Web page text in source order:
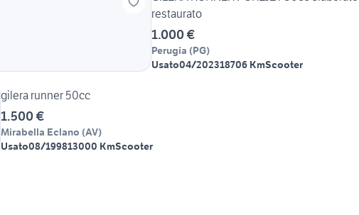
restaurato
1.000 €
Perugia (PG)
Usato04/202318706 KmScooter
gilera runner 50cc
1.500 €
Mirabella Eclano (AV)
Usato08/199813000 KmScooter